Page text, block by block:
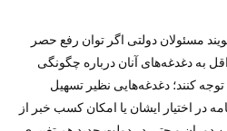
مسئولان دولتی اگر توان رفع حصر
به دغدغه‌های آنان درباره چگونگی
کنند؛ دغدغه‌هایی نظیر تسهیل
در اختیار ایشان یا امکان کسب خبر از